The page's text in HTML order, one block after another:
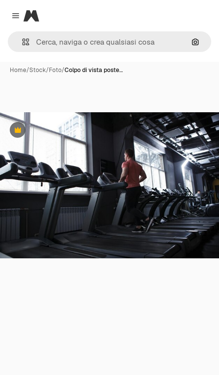
Close menu
Magnific
Cerca
Home/Stock/Foto/Colpo di vista poste…
Premium